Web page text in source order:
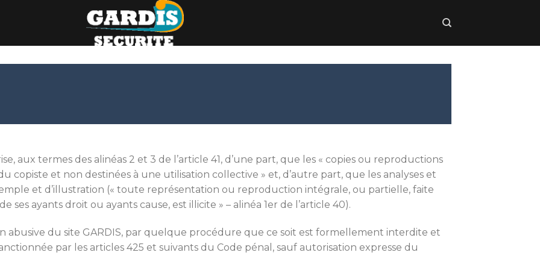
aux termes des alinéas 2 et 3 de l’article 41, d’une part, que les « copies ou reproductions
copiste et non destinées à une utilisation collective » et, d’autre part, que les analyses et
et d’illustration (« toute représentation ou reproduction intégrale, ou partielle, faite
ses ayants droit ou ayants cause, est illicite » – alinéa 1er de l’article 40).
du site GARDIS, par quelque procédure que ce soit est formellement interdite et
par les articles 425 et suivants du Code pénal, sauf autorisation expresse du